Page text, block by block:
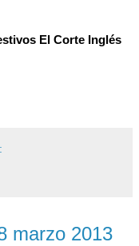
El Corte Inglés
marzo 2013